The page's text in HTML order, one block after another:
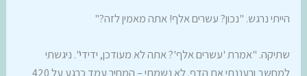
הייתי נרגש. "נכון? עשרים אלף! אתה מאמין לזה?"
שתיקה. "אמרת 'עשרים אלף'? אתה לא מעודכן, ידידי". ניגשתי
למחשב ורעננתי את הדף. לא נשמתי – המחיר עמד כרגע על 420